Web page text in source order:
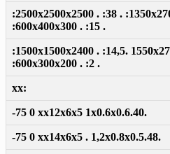
:2500x2500x2500 . :38 .
:600x400x300 . :15 .
:1500x1500x2400 . :14,5.
:600x300x200 . :2 .
xx:
-75 0 xx12x6x5 1x0.6x0.6.40.
-75 0 xx14x6x5 . 1,2x0.8x0.5.48.